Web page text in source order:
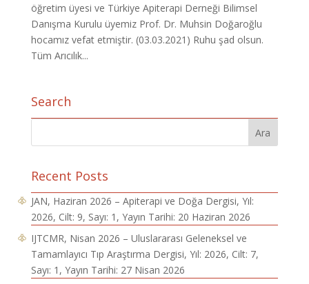
öğretim üyesi ve Türkiye Apiterapi Derneği Bilimsel
Danışma Kurulu üyemiz Prof. Dr. Muhsin Doğaroğlu
hocamız vefat etmiştir. (03.03.2021) Ruhu şad olsun.
Tüm Arıcılık...
Search
Recent Posts
JAN, Haziran 2026 – Apiterapi ve Doğa Dergisi, Yıl:
2026, Cilt: 9, Sayı: 1, Yayın Tarihi: 20 Haziran 2026
IJTCMR, Nisan 2026 – Uluslararası Geleneksel ve
Tamamlayıcı Tıp Araştırma Dergisi, Yıl: 2026, Cilt: 7,
Sayı: 1, Yayın Tarihi: 27 Nisan 2026